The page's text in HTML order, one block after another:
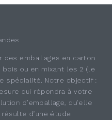
des emballages en carton
ou en mixant les 2 (le
spécialité. Notre objectif :
qui répondra à votre
d’emballage, qu’elle
d’une étude